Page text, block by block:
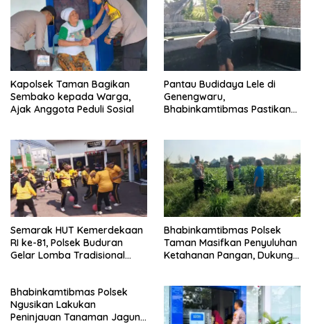
Kapolsek Taman Bagikan
Sembako kepada Warga,
Ajak Anggota Peduli Sosial
Pantau Budidaya Lele di
Genengwaru,
Bhabinkamtibmas Pastikan
Semarak HUT Kemerdekaan
RI ke-81, Polsek Buduran
Gelar Lomba Tradisional
Bhabinkamtibmas Polsek
Taman Masifkan Penyuluhan
Ketahanan Pangan, Dukung
Bhabinkamtibmas Polsek
Ngusikan Lakukan
Peninjauan Tanaman Jagung